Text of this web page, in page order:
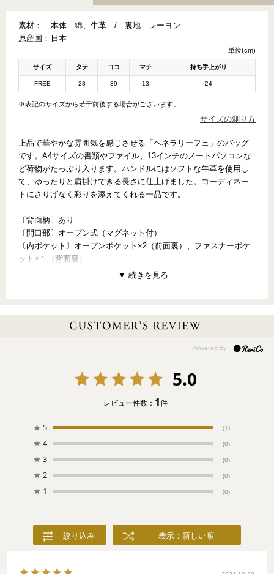
素材：
本体 綿、牛革 / 裏地 レーヨン
原産国： 日本
単位(cm)
サイズ タテ ヨコ マチ 持ち手上がり
FREE 28 39 13 24
※表記のサイズから若干前後する場合がございます。
サイズの測り方
上品で華やかな雰囲気を感じさせる「ヘネラリーフェ」のバッグ
です。A4サイズの書類やファイル、13インチのノートパソコンな
ど荷物がたっぷり入ります。ハンドルにはソフトな牛革を使用し
て、ゆったりと肩掛けできる長さに仕上げました。コーディネー
トにさりげなく彩りを添えてくれる一品です。
〔背面柄〕あり
〔開口部〕オープン式（マグネット付）
〔内ポケット〕オープンポケット×2（前面裏）、ファスナーポケ
ット×１（背面裏）
～やわらかな花のように～
緑・花・水が織りなす造形美で名高いヘネラリーフェ庭園をイメ
模様に織り上げました。
5.0
レビュー件数： 1件
★ 5 (1)
★ 4 (0)
★ 3 (0)
★ 2 (0)
★ 1 (0)
絞り込み 表示：新しい順